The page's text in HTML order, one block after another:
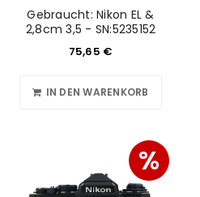
Passwort
Gebraucht: Nikon EL &
2,8cm 3,5 - SN:5235152
75,65 €
IN DEN WARENKORB
%